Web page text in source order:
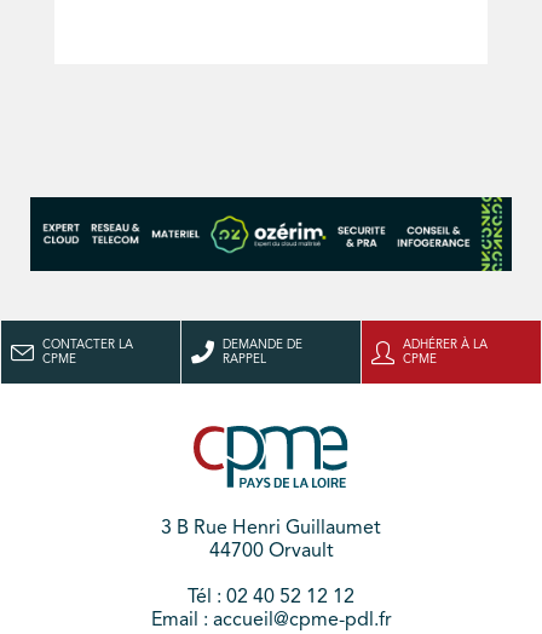
CONTACTER LA
CPME
DEMANDE DE
RAPPEL
ADHÉRER À LA
CPME
3 B Rue Henri Guillaumet
44700 Orvault
Tél : 02 40 52 12 12
Email : accueil@cpme-pdl.fr